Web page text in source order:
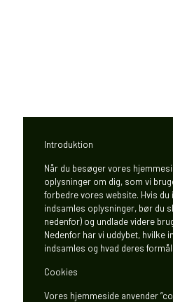
Introduktion
Når du besøger vores
oplysninger om dig, som vi
forbedre vores website. Hvis
indsamles oplysninger, bør du
nedenfor) og undlade videre
Nedenfor har vi uddybet, hvilke
indsamles og hvad deres
Cookies
Vores hjemmeside anvender